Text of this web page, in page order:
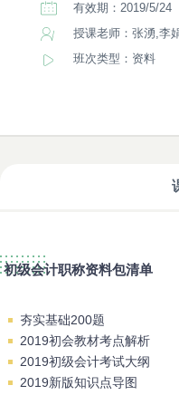
有效期：2019/5/24
授课老师：张湧,李
班次类型：资料
初级会计职称资料包清单
夯实基础200题
2019初会教材考点解析
2019初级会计考试大纲
2019新版知识点导图